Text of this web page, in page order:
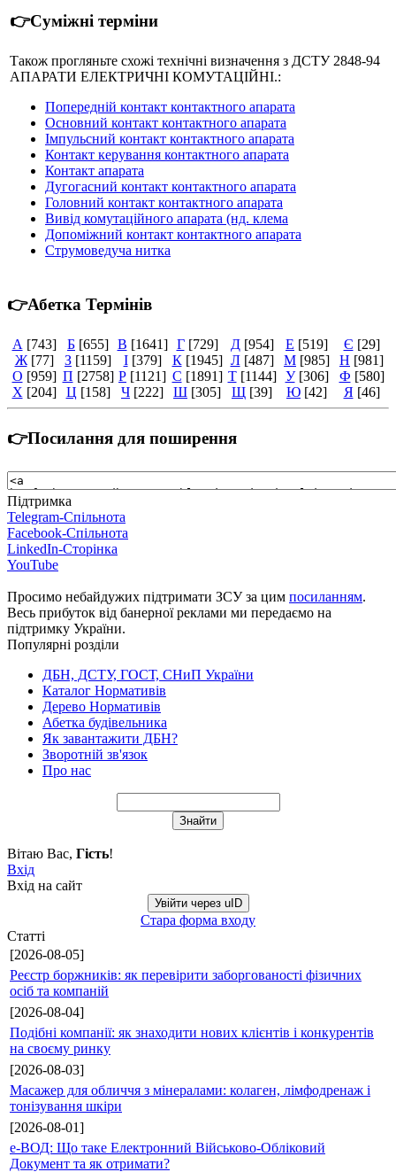
👉Суміжні терміни
Також прогляньте схожі технічні визначення з ДСТУ 2848-94
АПАРАТИ ЕЛЕКТРИЧНІ КОМУТАЦІЙНІ.:
Попередній контакт контактного апарата
Основний контакт контактного апарата
Імпульсний контакт контактного апарата
Контакт керування контактного апарата
Контакт апарата
Дугогасний контакт контактного апарата
Головний контакт контактного апарата
Вивід комутаційного апарата (нд. клема
Допоміжний контакт контактного апарата
Струмоведуча нитка
👉Абетка Термінів
А [743] Б [655] В [1641] Г [729] Д [954] Е [519] Є [29]
Ж [77] З [1159] І [379] К [1945] Л [487] М [985] Н [981]
О [959] П [2758] Р [1121] С [1891] Т [1144] У [306] Ф [580]
Х [204] Ц [158] Ч [222] Ш [305] Щ [39] Ю [42] Я [46]
👉Посилання для поширення
Підтримка
Telegram-Спільнота
Facebook-Спільнота
LinkedIn-Сторінка
YouTube
Просимо небайдужих підтримати ЗСУ за цим посиланням.
Весь прибуток від банерної реклами ми передаємо на
підтримку України.
Популярні розділи
ДБН, ДСТУ, ГОСТ, СНиП України
Каталог Нормативів
Дерево Нормативів
Абетка будівельника
Як завантажити ДБН?
Зворотній зв'язок
Про нас
Вітаю Вас, Гість!
Вхід
Вхід на сайт
Увійти через uID
Стара форма входу
Статті
[2026-08-05]
Реєстр боржників: як перевірити заборгованості фізичних
осіб та компаній
[2026-08-04]
Подібні компанії: як знаходити нових клієнтів і конкурентів
на своєму ринку
[2026-08-03]
Масажер для обличчя з мінералами: колаген, лімфодренаж і
тонізування шкіри
[2026-08-01]
е-ВОД: Що таке Електронний Військово-Обліковий
Документ та як отримати?